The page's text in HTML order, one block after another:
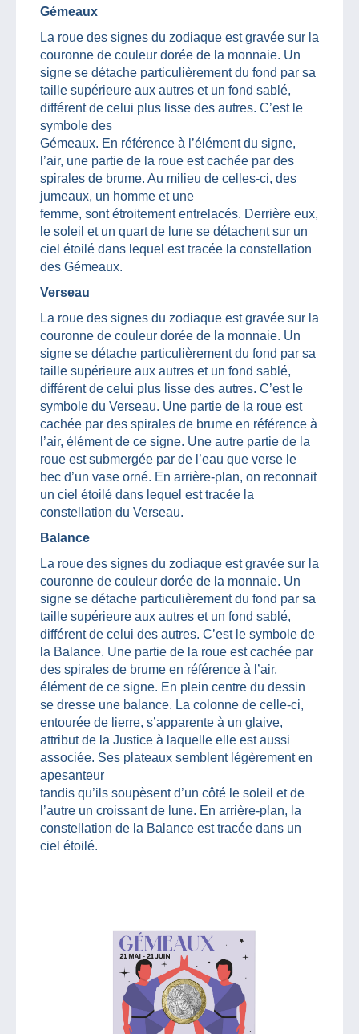
Gémeaux
La roue des signes du zodiaque est gravée sur la
couronne de couleur dorée de la monnaie. Un
signe se détache particulièrement du fond par sa
taille supérieure aux autres et un fond sablé,
différent de celui plus lisse des autres. C’est le
symbole des
Gémeaux. En référence à l’élément du signe,
l’air, une partie de la roue est cachée par des
spirales de brume. Au milieu de celles-ci, des
jumeaux, un homme et une
femme, sont étroitement entrelacés. Derrière eux,
le soleil et un quart de lune se détachent sur un
ciel étoilé dans lequel est tracée la constellation
des Gémeaux.
Verseau
La roue des signes du zodiaque est gravée sur la
couronne de couleur dorée de la monnaie. Un
signe se détache particulièrement du fond par sa
taille supérieure aux autres et un fond sablé,
différent de celui plus lisse des autres. C’est le
symbole du Verseau. Une partie de la roue est
cachée par des spirales de brume en référence à
l’air, élément de ce signe. Une autre partie de la
roue est submergée par de l’eau que verse le
bec d’un vase orné. En arrière-plan, on reconnait
un ciel étoilé dans lequel est tracée la
constellation du Verseau.
Balance
La roue des signes du zodiaque est gravée sur la
couronne de couleur dorée de la monnaie. Un
signe se détache particulièrement du fond par sa
taille supérieure aux autres et un fond sablé,
différent de celui des autres. C’est le symbole de
la Balance. Une partie de la roue est cachée par
des spirales de brume en référence à l’air,
élément de ce signe. En plein centre du dessin
se dresse une balance. La colonne de celle-ci,
entourée de lierre, s’apparente à un glaive,
attribut de la Justice à laquelle elle est aussi
associée. Ses plateaux semblent légèrement en
apesanteur
tandis qu’ils soupèsent d’un côté le soleil et de
l’autre un croissant de lune. En arrière-plan, la
constellation de la Balance est tracée dans un
ciel étoilé.